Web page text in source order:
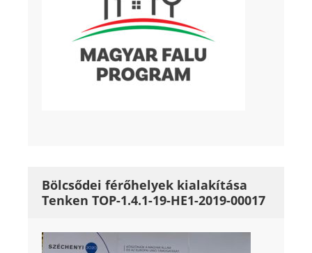
Bölcsődei férőhelyek kialakítása
Tenken TOP-1.4.1-19-HE1-2019-00017